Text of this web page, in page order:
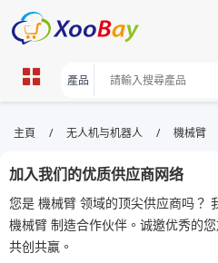
機械臂 | XOOBAY
Marketplace
機械臂,自動化,生產力,
高效機械臂自動化解決方案，提升產
主頁 / 无人机与机器人 / 機械臂
加入我们的优质供应商网络
您是 機械臂 领域的顶尖供应商吗？
機械臂 制造合作伙伴。诚邀优秀的
共创共赢。